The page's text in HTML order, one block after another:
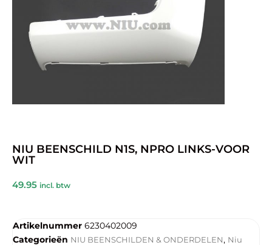
NIU BEENSCHILD N1S, NPRO LINKS-VOOR
WIT
49.95 incl. btw
Artikelnummer 6230402009
Categorieën NIU BEENSCHILDEN & ONDERDELEN, Niu